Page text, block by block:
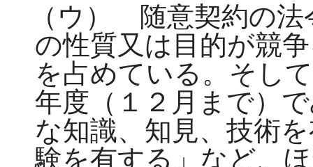
（ウ） 随意契約の法
の性質又は目的が競
を占めている。そし
年度（１２月まで）
な知識、知見、技術
験を有する」など、